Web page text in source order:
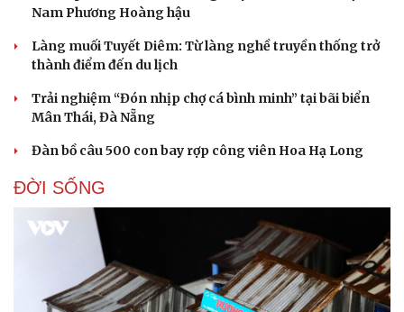
Nam Phương Hoàng hậu
Làng muối Tuyết Diêm: Từ làng nghề truyền thống trở
thành điểm đến du lịch
Trải nghiệm “Đón nhịp chợ cá bình minh” tại bãi biển
Mân Thái, Đà Nẵng
Đàn bồ câu 500 con bay rợp công viên Hoa Hạ Long
ĐỜI SỐNG